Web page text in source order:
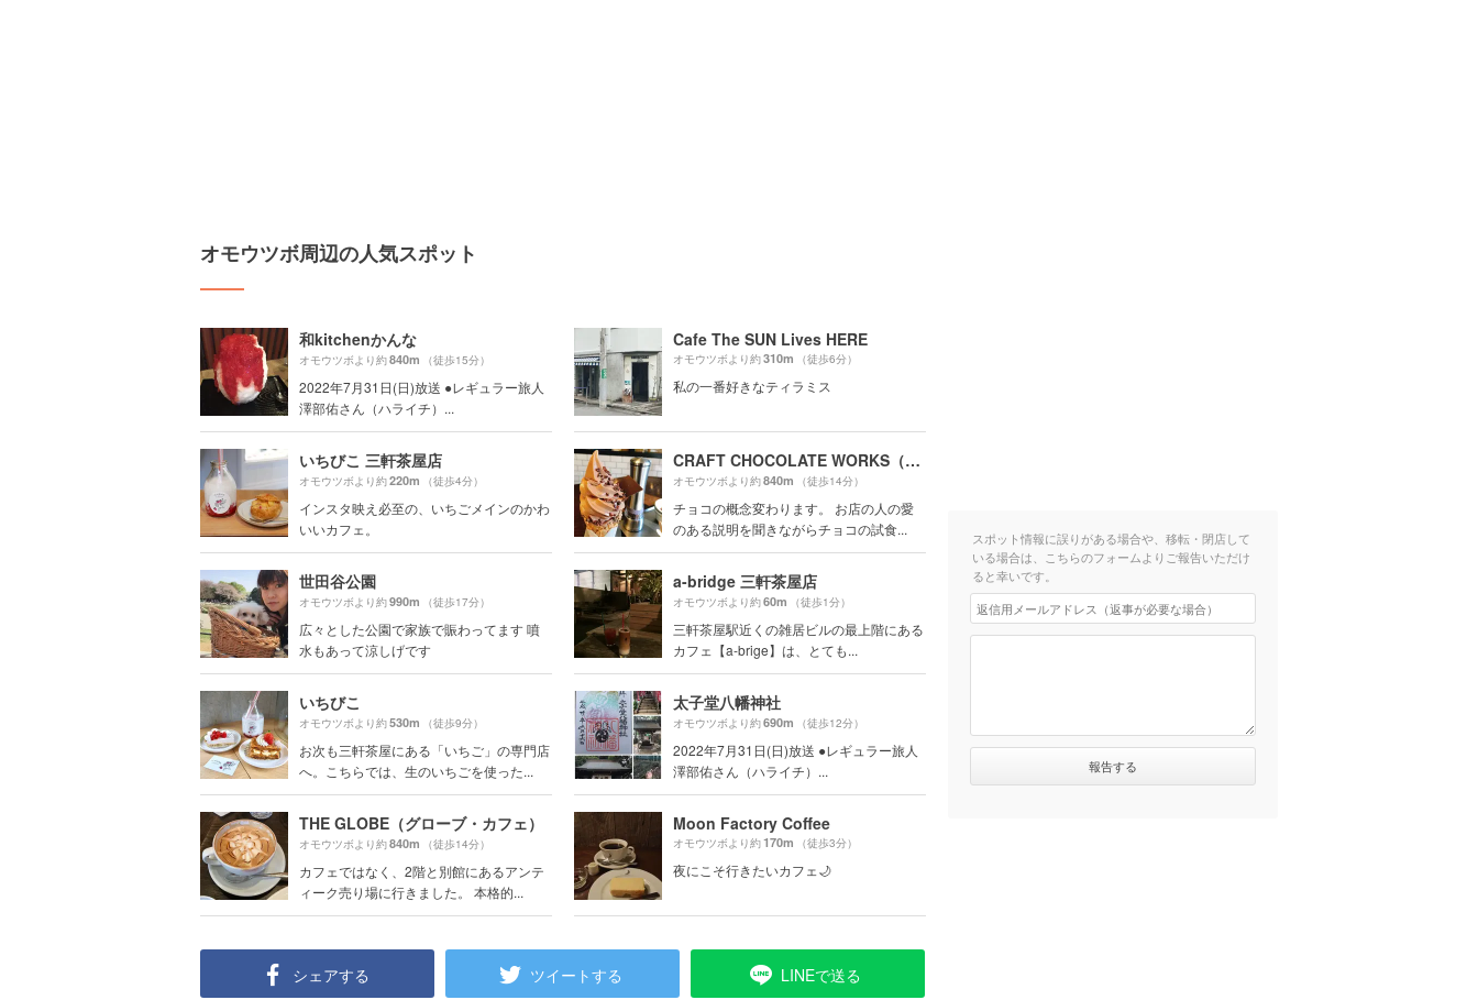
オモウツボ周辺の人気スポット
和kitchenかんな
オモウツボより約840m （徒歩15分）
2022年7月31日(日)放送 ●レギュラー旅人
澤部佑さん（ハライチ）...
Cafe The SUN Lives HERE
オモウツボより約310m （徒歩6分）
私の一番好きなティラミス
いちびこ 三軒茶屋店
オモウツボより約220m （徒歩4分）
インスタ映え必至の、いちごメインのかわ
いいカフェ。
CRAFT CHOCOLATE WORKS（クラフトチョコレートワークス）
オモウツボより約840m （徒歩14分）
チョコの概念変わります。 お店の人の愛
のある説明を聞きながらチョコの試食...
世田谷公園
オモウツボより約990m （徒歩17分）
広々とした公園で家族で賑わってます 噴
水もあって涼しげです
a-bridge 三軒茶屋店
オモウツボより約60m （徒歩1分）
三軒茶屋駅近くの雑居ビルの最上階にある
カフェ【a-brige】は、とても...
いちびこ
オモウツボより約530m （徒歩9分）
お次も三軒茶屋にある「いちご」の専門店
へ。こちらでは、生のいちごを使った...
太子堂八幡神社
オモウツボより約690m （徒歩12分）
2022年7月31日(日)放送 ●レギュラー旅人
澤部佑さん（ハライチ）...
THE GLOBE（グローブ・カフェ）
オモウツボより約840m （徒歩14分）
カフェではなく、2階と別館にあるアンテ
ィーク売り場に行きました。 本格的...
Moon Factory Coffee
オモウツボより約170m （徒歩3分）
夜にこそ行きたいカフェ🌙
シェアする ツイートする LINEで送る
スポット情報に誤りがある場合や、移転・閉店して
いる場合は、こちらのフォームよりご報告いただけ
ると幸いです。